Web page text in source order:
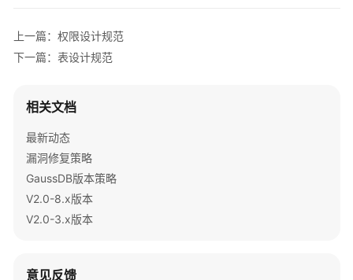
绍
说
快
速
入
门
户
上一篇：权限设计规范
下一篇：表设计规范
相关文档
最新动态
漏洞修复策略
GaussDB版本策略
V2.0-8.x版本
V2.0-3.x版本
意见反馈